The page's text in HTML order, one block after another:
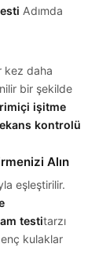
Adımda
kez daha
bir şekilde
işitme
kontrolü
Alın
eşleştirilir.
testitarzı
kulaklar